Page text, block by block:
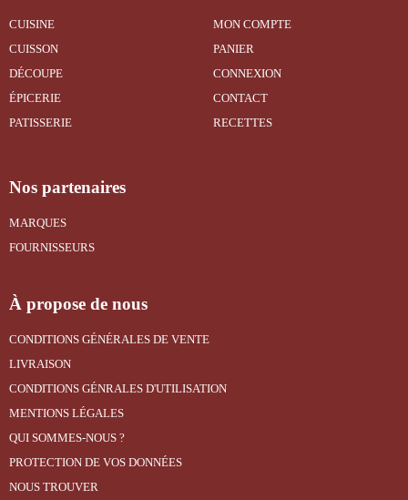
CUISINE
CUISSON
DÉCOUPE
ÉPICERIE
PATISSERIE
MON COMPTE
PANIER
CONNEXION
CONTACT
RECETTES
Nos partenaires
MARQUES
FOURNISSEURS
À propose de nous
CONDITIONS GÉNÉRALES DE VENTE
LIVRAISON
CONDITIONS GÉNRALES D'UTILISATION
MENTIONS LÉGALES
QUI SOMMES-NOUS ?
PROTECTION DE VOS DONNÉES
NOUS TROUVER